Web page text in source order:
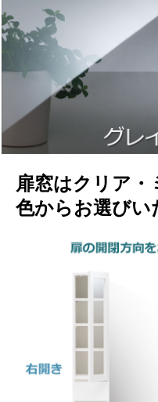
扉窓はクリア
色からお選びい